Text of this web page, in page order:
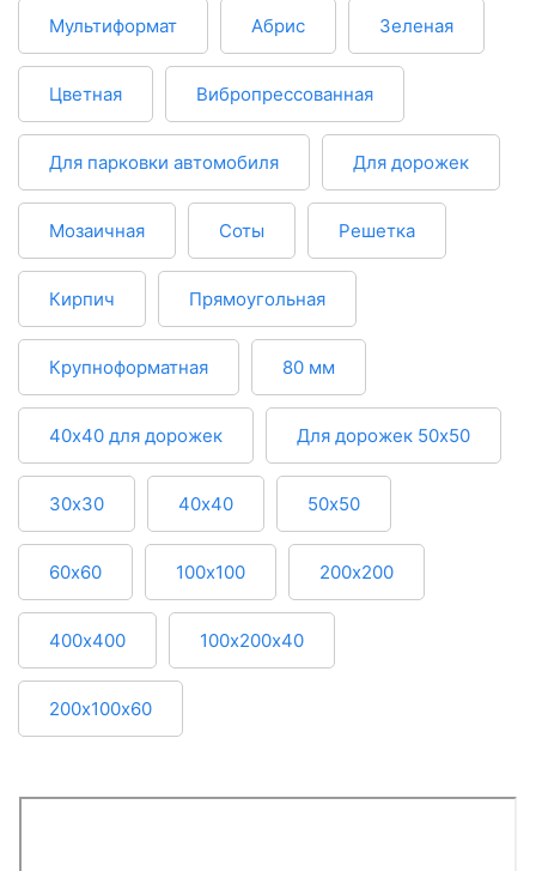
Мультиформат Абрис Зеленая
Цветная Вибропрессованная
Для парковки автомобиля Для дорожек
Мозаичная Соты Решетка
Кирпич Прямоугольная
Крупноформатная 80 мм
40х40 для дорожек Для дорожек 50х50
30х30 40х40 50х50
60х60 100х100 200х200
400х400 100х200х40
200х100х60